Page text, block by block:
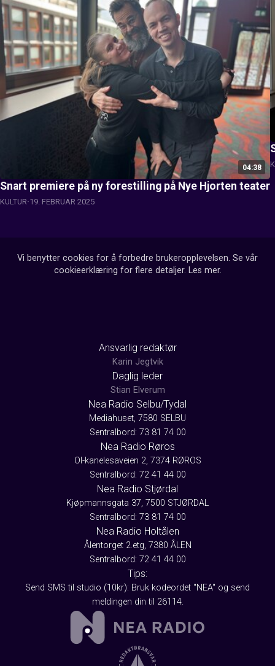
04:38
Snart premiere på ny forestilling på Nye Hjorten teater
KULTUR 19. FEBRUAR 2025
Vi benytter cookies for å forbedre brukeropplevelsen. Se vår
cookieerklæring for flere detaljer. Les mer.
Ansvarlig redaktør
Karin Jegtvik
Daglig leder
Stian Elverum
Nea Radio Selbu/Tydal
Mediahuset, 7580 SELBU
Sentralbord: 73 81 74 00
Nea Radio Røros
Ol-kanelesaveien 2, 7374 RØROS
Sentralbord: 72 41 44 00
Nea Radio Stjørdal
Kjøpmannsgata 37, 7500 STJØRDAL
Sentralbord: 73 81 74 00
Nea Radio Holtålen
Ålentorget 2.etg, 7380 ÅLEN
Sentralbord: 72 41 44 00
Tips:
Send SMS til studio (10kr): Bruk kodeordet "NEA" og send
meldingen din til 26114.